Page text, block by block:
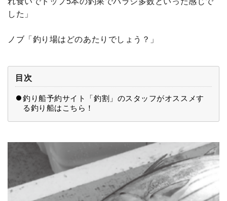
した」
ノブ「釣り場はどのあたりでしょう？」
目次
釣り船予約サイト「釣割」のスタッフがオススメす
る釣り船はこちら！